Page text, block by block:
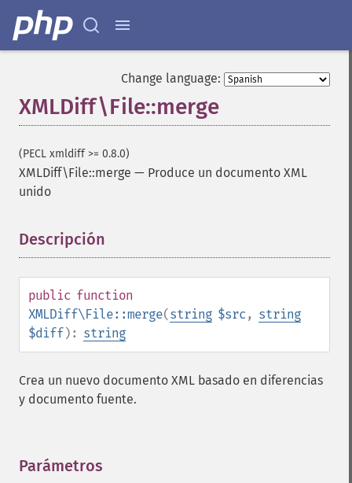
Change language:
XMLDiff\File::merge
(PECL xmldiff >= 0.8.0)
XMLDiff\File::merge — Produce un documento XML
unido
Descripción
public function
XMLDiff\File::merge(string $src , string
$diff): string
Crea un nuevo documento XML basado en diferencias
y documento fuente.
Parámetros